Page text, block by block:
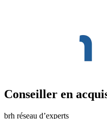
Conseiller en
brh réseau d’experts